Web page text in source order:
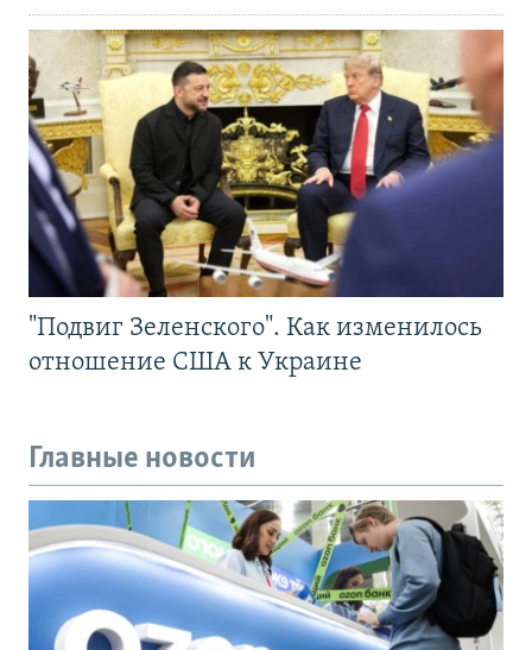
"Подвиг Зеленского". Как изменилось
отношение США к Украине
Главные новости